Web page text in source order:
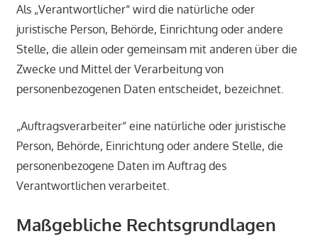
Als „Verantwortlicher“ wird die natürliche oder
juristische Person, Behörde, Einrichtung oder andere
Stelle, die allein oder gemeinsam mit anderen über die
Zwecke und Mittel der Verarbeitung von
personenbezogenen Daten entscheidet, bezeichnet.
„Auftragsverarbeiter“ eine natürliche oder juristische
Person, Behörde, Einrichtung oder andere Stelle, die
personenbezogene Daten im Auftrag des
Verantwortlichen verarbeitet.
Maßgebliche Rechtsgrundlagen